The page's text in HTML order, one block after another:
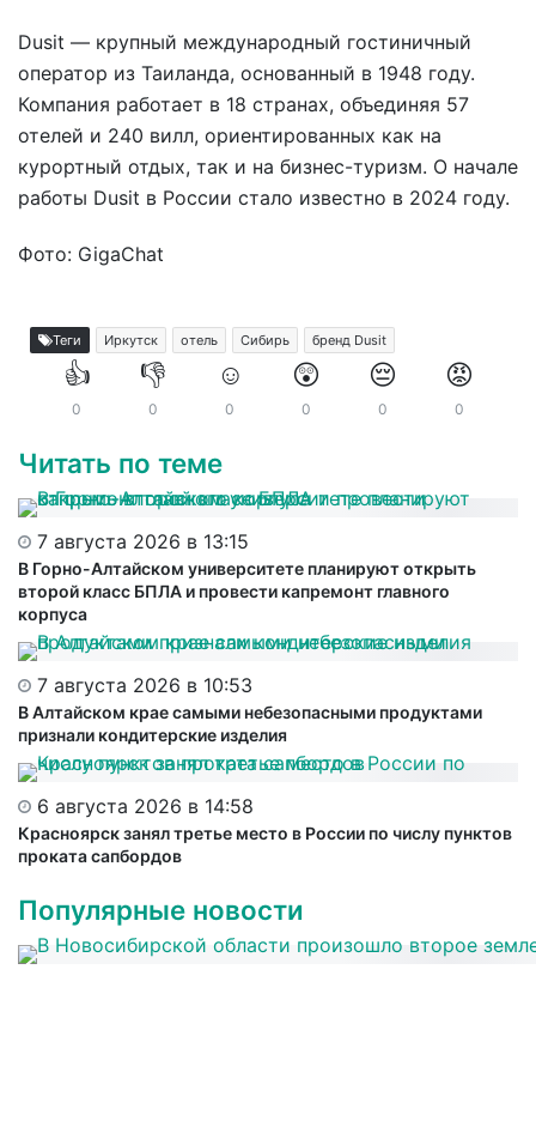
Dusit — крупный международный гостиничный
оператор из Таиланда, основанный в 1948 году.
Компания работает в 18 странах, объединяя 57
отелей и 240 вилл, ориентированных как на
курортный отдых, так и на бизнес-туризм. О начале
работы Dusit в России стало известно в 2024 году.
Фото: GigaChat
Теги Иркутск отель Сибирь бренд Dusit
👍
0
👎
0
☺️
0
😲
0
😔
0
😡
0
Читать по теме
7 августа 2026 в 13:15
В Горно-Алтайском университете планируют открыть
второй класс БПЛА и провести капремонт главного
корпуса
7 августа 2026 в 10:53
В Алтайском крае самыми небезопасными продуктами
признали кондитерские изделия
6 августа 2026 в 14:58
Красноярск занял третье место в России по числу пунктов
проката сапбордов
Популярные новости